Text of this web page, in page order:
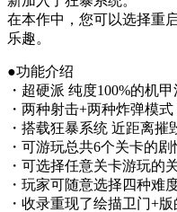
在本作中，您可以选择重
乐趣。
●功能介绍
・超硬派 纯度100%的机
・两种射击+两种炸弹模
・搭载狂暴系统 近距离
・可游玩总共6个关卡的
・可选择任意关卡游玩的
・玩家可随意选择四种难
・收录重现了绘描卫门+